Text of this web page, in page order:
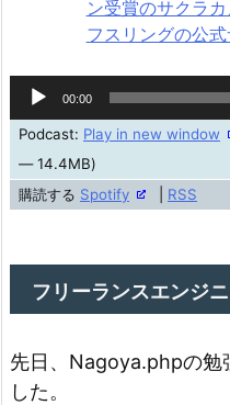
ン受賞のサクラ
フスリングの公式
声
レ
00:00
Podcast: Play in new window
— 14.4MB)
購読する Spotify RSS
フリーランスエンジ
先日、Nagoya.phpの勉
した。